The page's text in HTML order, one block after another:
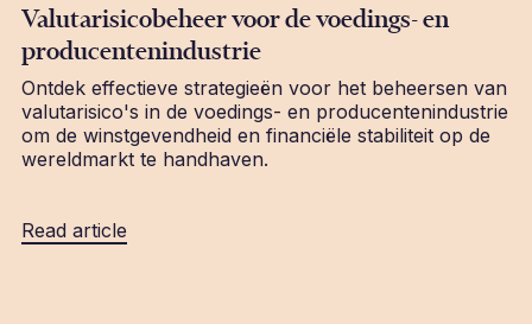
Valutarisicobeheer voor de voedings- en
producentenindustrie
Ontdek effectieve strategieën voor het beheersen van
valutarisico's in de voedings- en producentenindustrie
om de winstgevendheid en financiële stabiliteit op de
wereldmarkt te handhaven.
Read article